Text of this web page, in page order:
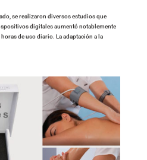
se realizaron diversos estudios que
digitales aumentó notablemente
de uso diario. La adaptación a la